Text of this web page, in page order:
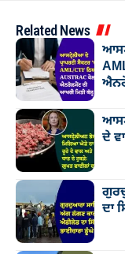
Related News
ਦੇ
ਦਾ